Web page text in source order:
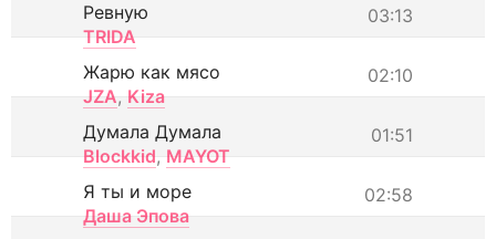
03:13
Ревную
TRIDA
02:10
Жарю как мясо
JZA, Kiza
01:51
Думала Думала
Blockkid, MAYOT
02:58
Я ты и море
Даша Эпова